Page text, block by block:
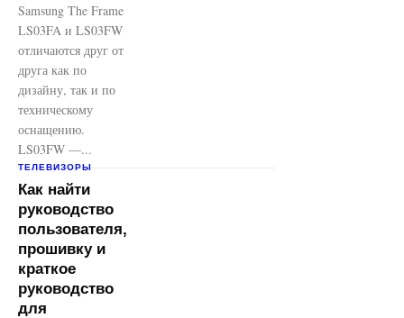
Samsung The Frame
LS03FA и LS03FW
отличаются друг от
друга как по
дизайну, так и по
техническому
оснащению.
LS03FW —...
ТЕЛЕВИЗОРЫ
Как найти
руководство
пользователя,
прошивку и
краткое
руководство
для